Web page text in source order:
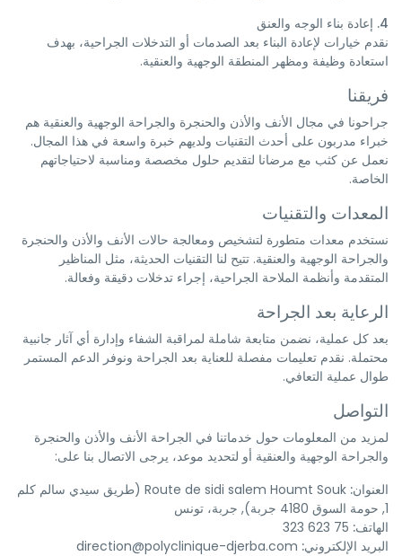
4. إعادة بناء الوجه والعنق
نقدم خيارات لإعادة البناء بعد الصدمات أو التدخلات الجراحية، بهدف
استعادة وظيفة ومظهر المنطقة الوجهية والعنقية.
فريقنا
جراحونا في مجال الأنف والأذن والحنجرة والجراحة الوجهية والعنقية هم
خبراء مدربون على أحدث التقنيات ولديهم خبرة واسعة في هذا المجال.
نعمل عن كثب مع مرضانا لتقديم حلول مخصصة ومناسبة لاحتياجاتهم
الخاصة.
المعدات والتقنيات
نستخدم معدات متطورة لتشخيص ومعالجة حالات الأنف والأذن والحنجرة
والجراحة الوجهية والعنقية. تتيح لنا التقنيات الحديثة، مثل المناظير
المتقدمة وأنظمة الملاحة الجراحية، إجراء تدخلات دقيقة وفعالة.
الرعاية بعد الجراحة
بعد كل عملية، نضمن متابعة شاملة لمراقبة الشفاء وإدارة أي آثار جانبية
محتملة. نقدم تعليمات مفصلة للعناية بعد الجراحة ونوفر الدعم المستمر
طوال عملية التعافي.
التواصل
لمزيد من المعلومات حول خدماتنا في الجراحة الأنف والأذن والحنجرة
والجراحة الوجهية والعنقية أو لتحديد موعد، يرجى الاتصال بنا على:
العنوان:
Route de sidi salem Houmt Souk (طريق سيدي سالم كلم
1, حومة السوق 4180 جربة), جربة، تونس
الهاتف:
البريد الإلكتروني: